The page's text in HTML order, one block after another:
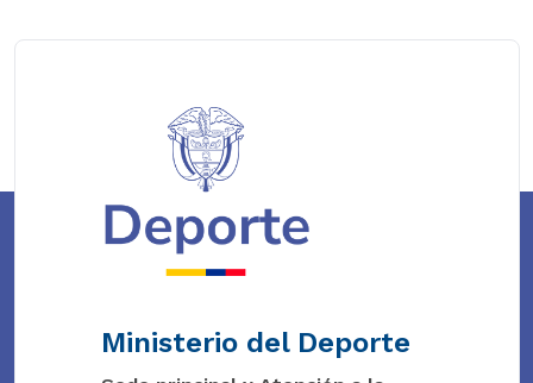
Ministerio del Deporte